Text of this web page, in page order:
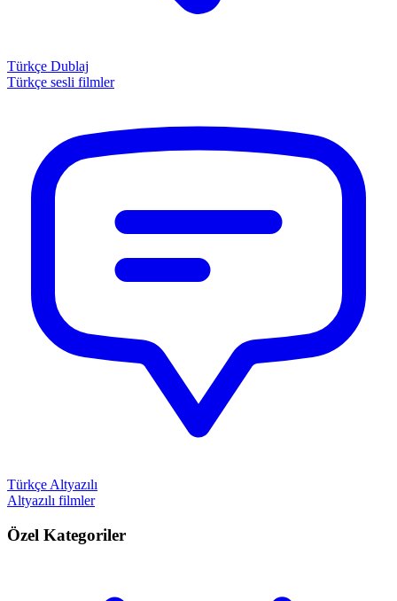
Türkçe Dublaj
Türkçe sesli filmler
Türkçe Altyazılı
Altyazılı filmler
Özel Kategoriler